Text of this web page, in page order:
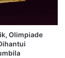
Olimpiade